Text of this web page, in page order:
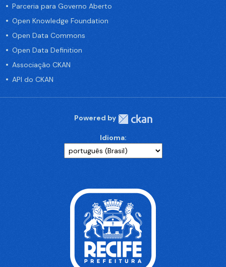
Parceria para Governo Aberto
Open Knowledge Foundation
Open Data Commons
Open Data Definition
Associação CKAN
API do CKAN
Powered by
Idioma